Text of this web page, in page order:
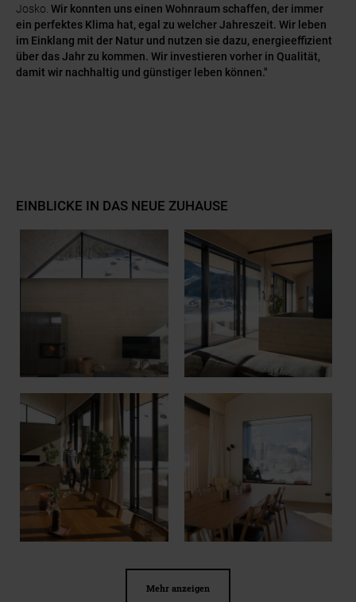
Josko. Wir konnten uns einen Wohnraum schaffen, der immer
ein perfektes Klima hat, egal zu welcher Jahreszeit. Wir leben
im Einklang mit der Natur und nutzen sie dazu, energieeffizient
über das Jahr zu kommen. Wir investieren vorher in Qualität,
damit wir nachhaltig und günstiger leben können."
EINBLICKE IN DAS NEUE ZUHAUSE
Mehr anzeigen